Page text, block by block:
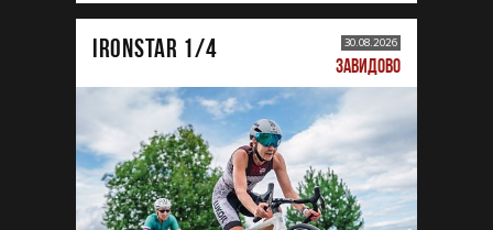
IRONSTAR 1/4 30.08.2026
ЗАВИДОВО